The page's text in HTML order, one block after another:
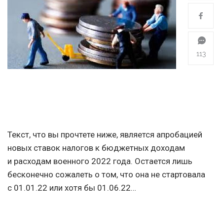
113
Текст, что вы прочтете ниже, является апробацией
новых ставок налогов к бюджетных доходам
и расходам военного 2022 года. Остается лишь
бесконечно сожалеть о том, что она не стартовала
с 01.01.22 или хотя бы 01.06.22…